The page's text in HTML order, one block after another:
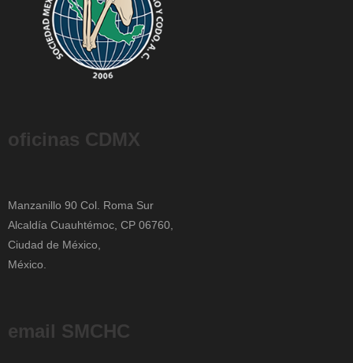
oficinas CDMX
Manzanillo 90 Col. Roma Sur
Alcaldía Cuauhtémoc, CP 06760,
Ciudad de México,
México.
email SMCHC